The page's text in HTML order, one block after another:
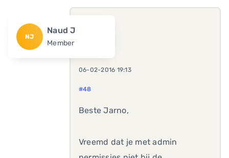
NJ
Naud J
Member
06-02-2016 19:13
#48
Beste Jarno,
Vreemd dat je met admin